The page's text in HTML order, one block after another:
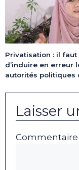
Privatisation : il faut
d’induire en erreur
autorités politiques
Laisser
Commentaire